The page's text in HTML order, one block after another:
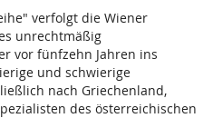
verfolgt die Wiener
unrechtmäßig
vor fünfzehn Jahren ins
und schwierige
nach Griechenland,
des österreichischen